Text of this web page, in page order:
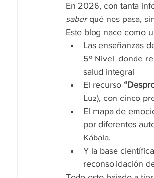
En 2026, con tanta
saber qué nos pasa,
Este blog nace como
Las enseñanzas
5º Nivel, donde
salud integral.
El recurso
Luz), con cinco
El mapa de
por diferentes
Kábala.
Y la base
reconsolidación